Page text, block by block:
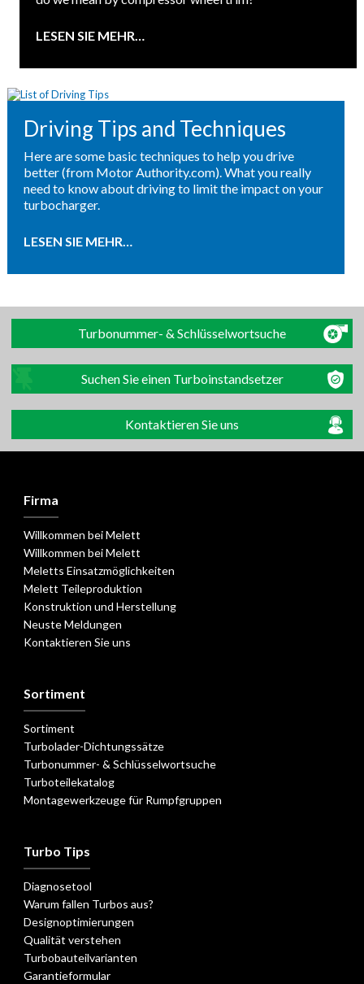
LESEN SIE MEHR…
Driving Tips and Techniques
Here are some basic techniques to help you drive
better (from Motor Authority.com). What you really
need to know about driving to limit the impact on your
turbocharger.
LESEN SIE MEHR…
Turbonummer- & Schlüsselwortsuche
Suchen Sie einen Turboinstandsetzer
Kontaktieren Sie uns
Firma
Willkommen bei Melett
Willkommen bei Melett
Meletts Einsatzmöglichkeiten
Melett Teileproduktion
Konstruktion und Herstellung
Neuste Meldungen
Kontaktieren Sie uns
Sortiment
Sortiment
Turbolader-Dichtungssätze
Turbonummer- & Schlüsselwortsuche
Turboteilekatalog
Montagewerkzeuge für Rumpfgruppen
Turbo Tips
Diagnosetool
Warum fallen Turbos aus?
Designoptimierungen
Qualität verstehen
Turbobauteilvarianten
Garantieformular